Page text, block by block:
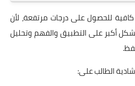
كافية للحصول على درجات مرتفعة، لأن
أكبر على التطبيق والفهم وتحليل
الطالب على: